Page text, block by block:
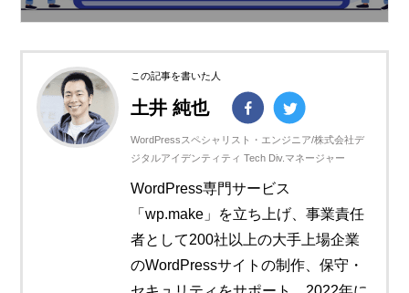
この記事を書いた人
土井 純也
WordPressスペシャリスト・エンジニア/株式会社デ
ジタルアイデンティティ Tech Div.マネージャー
WordPress専門サービス
「wp.make」を立ち上げ、事業責任
者として200社以上の大手上場企業
のWordPressサイトの制作、保守・